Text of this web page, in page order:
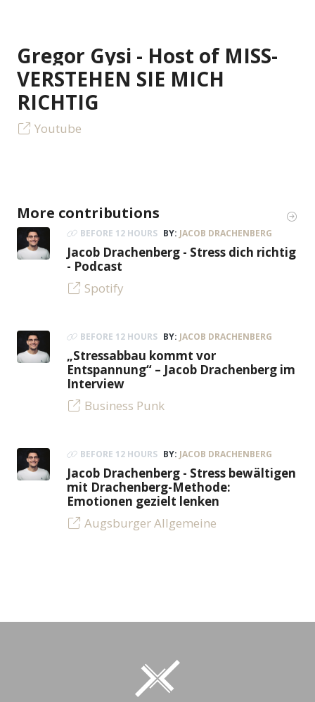
Gregor Gysi - Host of MISS-
VERSTEHEN SIE MICH
RICHTIG
Youtube
More contributions
BEFORE 12 HOURS BY: JACOB DRACHENBERG
Jacob Drachenberg - Stress dich richtig
- Podcast
Spotify
BEFORE 12 HOURS BY: JACOB DRACHENBERG
„Stressabbau kommt vor
Entspannung“ – Jacob Drachenberg im
Interview
Business Punk
BEFORE 12 HOURS BY: JACOB DRACHENBERG
Jacob Drachenberg - Stress bewältigen
mit Drachenberg-Methode:
Emotionen gezielt lenken
Augsburger Allgemeine